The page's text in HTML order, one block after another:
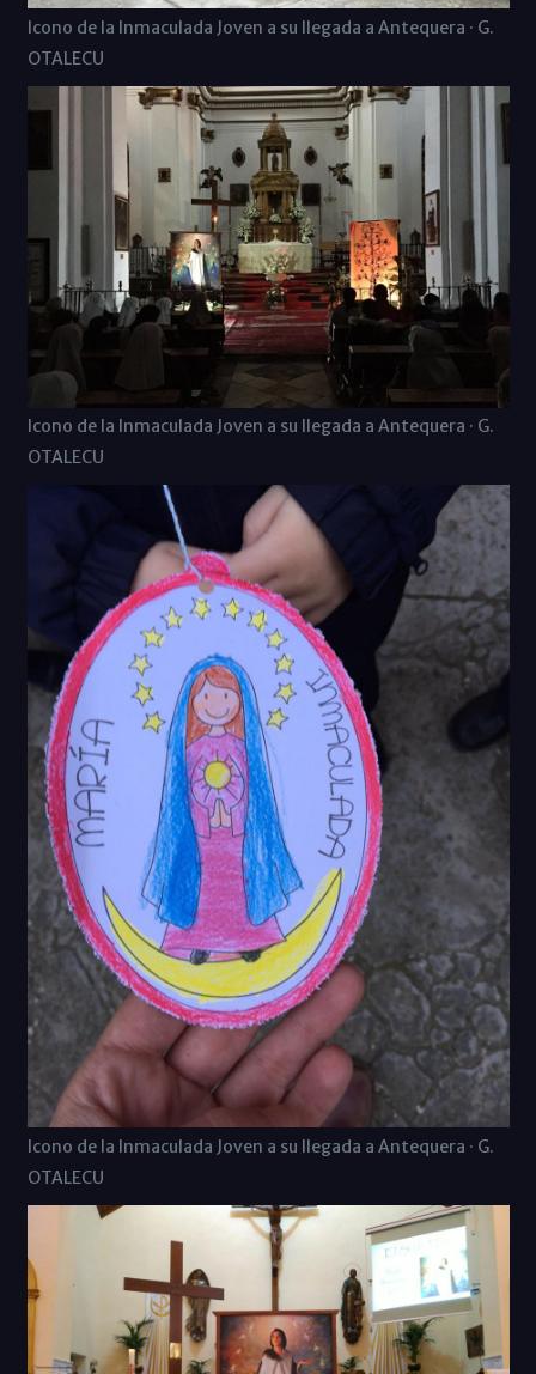
Icono de la Inmaculada Joven a su llegada a Antequera · G.
OTALECU
Icono de la Inmaculada Joven a su llegada a Antequera · G.
OTALECU
Icono de la Inmaculada Joven a su llegada a Antequera · G.
OTALECU